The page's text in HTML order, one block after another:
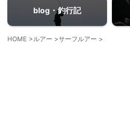
blog・釣行記
HOME >ルアー >サーフルアー >